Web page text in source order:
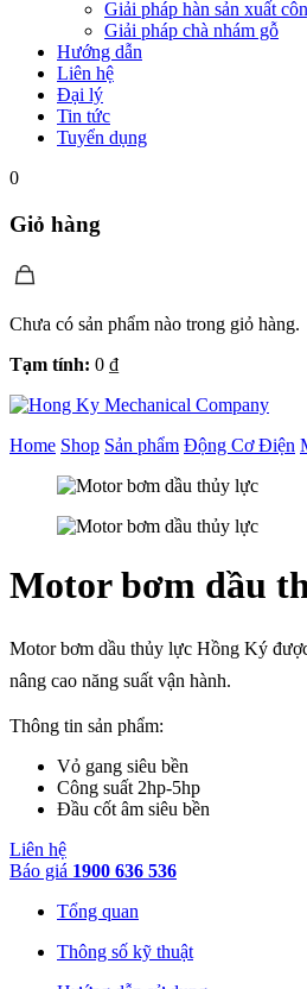
Giải pháp hàn sản xuất
Giải pháp chà nhám gỗ
Hướng dẫn
Liên hệ
Đại lý
Tin tức
Tuyển dụng
0
Giỏ hàng
Chưa có sản phẩm nào trong giỏ hàng.
Tạm tính: 0 ₫
Home Shop Sản phẩm Động Cơ Điện
Motor bơm dầu
Motor bơm dầu thủy lực Hồng Ký
nâng cao năng suất vận hành.
Thông tin sản phẩm:
Vỏ gang siêu bền
Công suất 2hp-5hp
Đầu cốt âm siêu bền
Liên hệ
Báo giá 1900 636 536
Tổng quan
Thông số kỹ thuật